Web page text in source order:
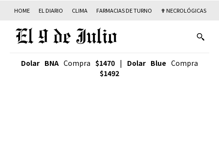
HOME EL DIARIO CLIMA FARMACIAS DE TURNO ✟ NECROLÓGICAS
Dolar BNA Compra $1470 | Dolar Blue Compra
$1492